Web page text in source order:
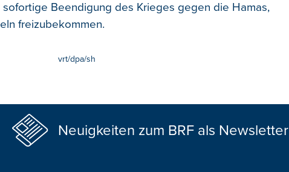
Beendigung des Krieges gegen die Hamas,
freizubekommen.
vrt/dpa/sh
Neuigkeiten zum BRF als Newsletter